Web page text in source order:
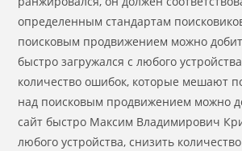
определенным стандартам
поисковым продвижением можно
быстро загружался с любого
количество ошибок, которые мешают
над поисковым продвижением можно
сайт быстро Максим Владимирович
любого устройства, снизить